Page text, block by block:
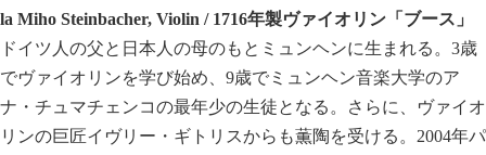
la Miho Steinbacher, Violin / 1716年製ヴァイオリン「ブース」
ドイツ人の父と日本人の母のもとミュンヘンに生まれる。3歳
でヴァイオリンを学び始め、9歳でミュンヘン音楽大学のア
ナ・チュマチェンコの最年少の生徒となる。さらに、ヴァイオ
リンの巨匠イヴリー・ギトリスからも薫陶を受ける。2004年パ